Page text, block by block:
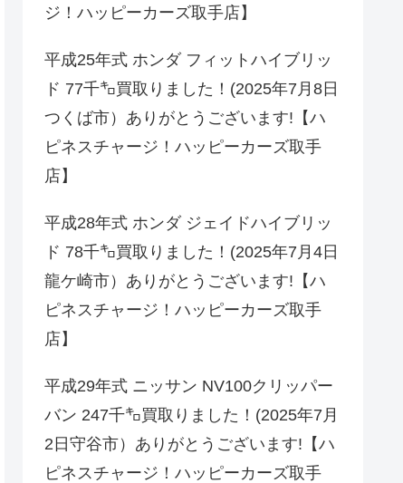
ジ！ハッピーカーズ取手店】
平成25年式 ホンダ フィットハイブリッ
ド 77千㌔買取りました！(2025年7月8日
つくば市）ありがとうございます!【ハ
ピネスチャージ！ハッピーカーズ取手
店】
平成28年式 ホンダ ジェイドハイブリッ
ド 78千㌔買取りました！(2025年7月4日
龍ケ崎市）ありがとうございます!【ハ
ピネスチャージ！ハッピーカーズ取手
店】
平成29年式 ニッサン NV100クリッパー
バン 247千㌔買取りました！(2025年7月
2日守谷市）ありがとうございます!【ハ
ピネスチャージ！ハッピーカーズ取手